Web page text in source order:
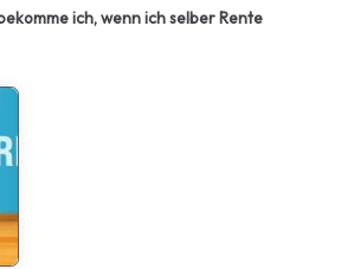
ich, wenn ich selber Rente